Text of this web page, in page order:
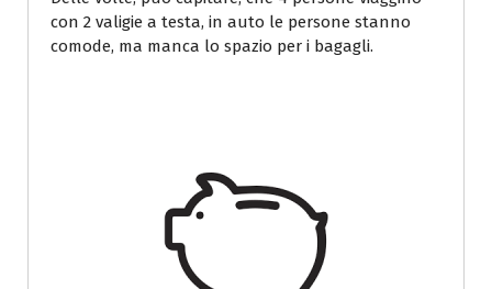
con 2 valigie a testa, in auto le persone stanno
comode, ma manca lo spazio per i bagagli.